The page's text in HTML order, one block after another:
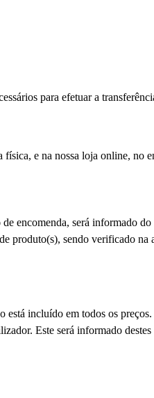
para efetuar a
e na nossa loja online, no
encomenda, será informado
produto(s), sendo verificado
está incluído em todos os preços.
Este será informado